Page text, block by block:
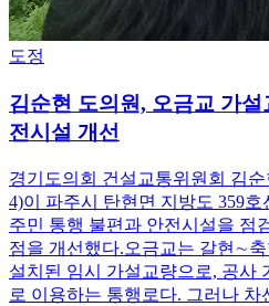
도정
김순현 도의원, 오금교 가
전시설 개선
경기도의회 건설교통위원회 김
4)이 파주시 탄현면 지방도 359
주민 통행 불편과 안전시설을 점
점을 개선했다.오금교는 갈현∼
설치된 임시 가설교량으로, 공사
로 이용하는 통행로다. 그러나 차